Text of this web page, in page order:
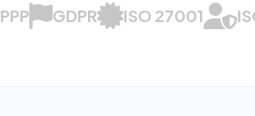
GDPR ISO 27001